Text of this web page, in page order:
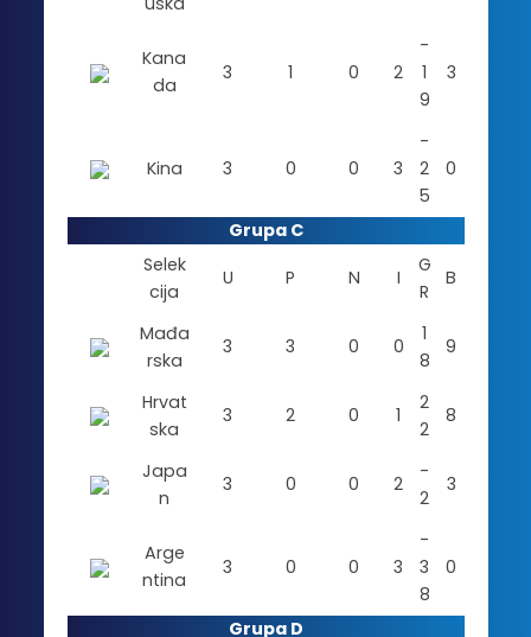
Kana
da
3 1 0 2
-
1
9
3
Kina 3 0 0 3
-
2
5
0
Grupa C
Selek
cija
U P N I
G
R
B
Mađa
rska
3 3 0 0
1
8
9
Hrvat
ska
3 2 0 1
2
2
8
Japa
n
3 0 0 2
-
2
3
Arge
ntina
3 0 0 3
-
3
8
0
Grupa D